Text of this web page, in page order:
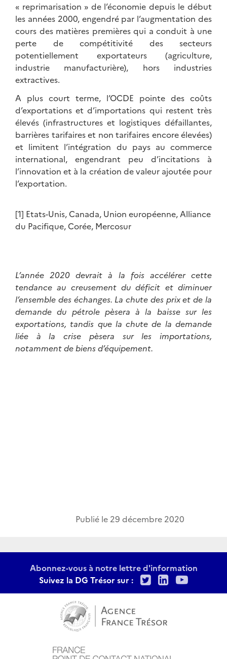
« reprimarisation » de l’économie depuis le début
les années 2000, engendré par l’augmentation des
cours des matières premières qui a conduit à une
perte de compétitivité des secteurs
potentiellement exportateurs (agriculture,
industrie manufacturière), hors industries
extractives.
A plus court terme, l’OCDE pointe des coûts
d’exportations et d’importations qui restent très
élevés (infrastructures et logistiques défaillantes,
barrières tarifaires et non tarifaires encore élevées)
et limitent l’intégration du pays au commerce
international, engendrant peu d’incitations à
l’innovation et à la création de valeur ajoutée pour
l’exportation.
[1] Etats-Unis, Canada, Union européenne, Alliance
du Pacifique, Corée, Mercosur
L’année 2020 devrait à la fois accélérer cette
tendance au creusement du déficit et diminuer
l’ensemble des échanges. La chute des prix et de la
demande du pétrole pèsera à la baisse sur les
exportations, tandis que la chute de la demande
liée à la crise pèsera sur les importations,
notamment de biens d’équipement.
Publié le 29 décembre 2020
Abonnez-vous à notre lettre d'information
Suivez la DG Trésor sur :
TwitterLinkedIn